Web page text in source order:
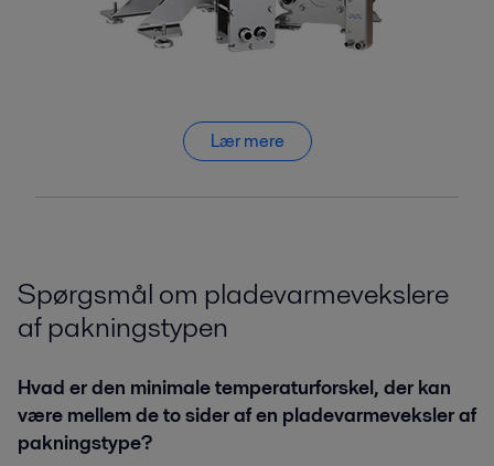
Lær mere
Spørgsmål om pladevarmevekslere
af pakningstypen
Hvad er den minimale temperaturforskel, der kan
være mellem de to sider af en pladevarmeveksler af
pakningstype?